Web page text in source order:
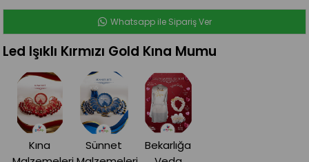
Whatsapp ile Sipariş Ver
Led Işıklı Kırmızı Gold Kına Mumu
Kına
Sünnet
Bekarlığa